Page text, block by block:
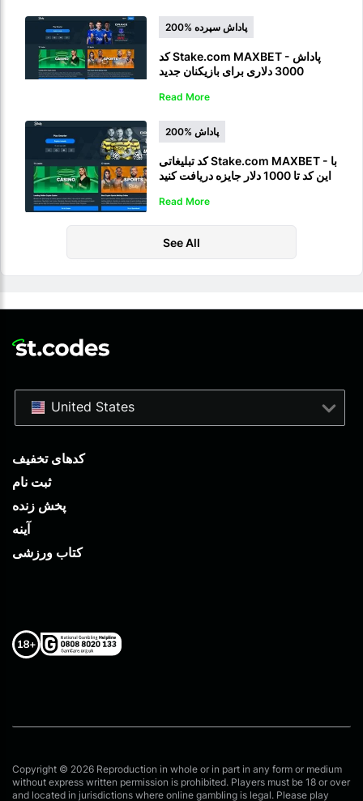
200% پاداش سپرده
کد Stake.com MAXBET - پاداش
3000 دلاری برای بازیکنان جدید
Read More
200% پاداش
کد تبلیغاتی Stake.com MAXBET - با
این کد تا 1000 دلار جایزه دریافت کنید
Read More
See All
کدهای تخفیف
ثبت نام
پخش زنده
آینه
کتاب ورزشی
United States
Copyright © 2026 Reproduction in whole or in part in any form or medium
without express written permission is prohibited. Players must be 18 or over
and located in jurisdictions where online gambling is legal. Please play